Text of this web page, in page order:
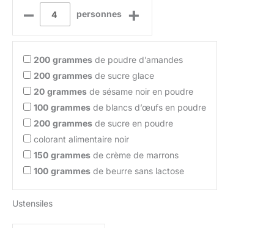
– personnes +
200 grammes de poudre d’amandes
200 grammes de sucre glace
20 grammes de sésame noir en poudre
100 grammes de blancs d’œufs en poudre
200 grammes de sucre en poudre
colorant alimentaire noir
150 grammes de crème de marrons
100 grammes de beurre sans lactose
Ustensiles